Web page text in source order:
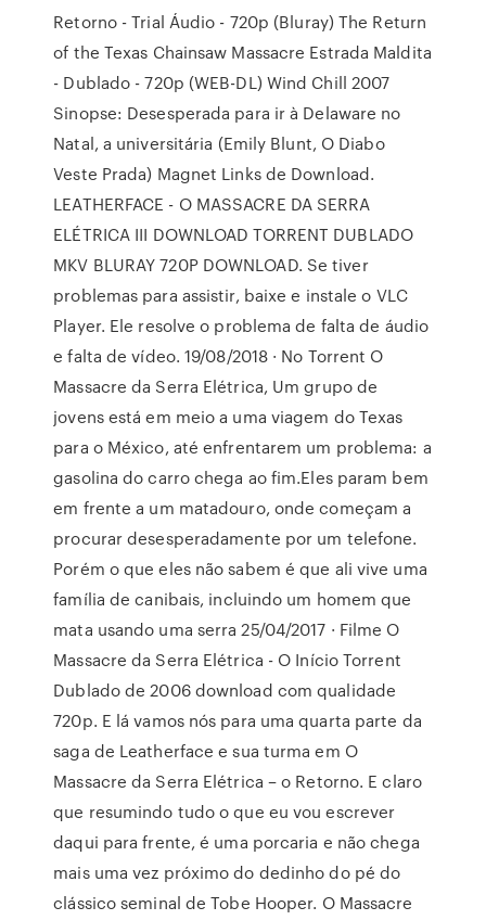
Retorno - Trial Áudio - 720p (Bluray) The Return
of the Texas Chainsaw Massacre Estrada Maldita
- Dublado - 720p (WEB-DL) Wind Chill 2007
Sinopse: Desesperada para ir à Delaware no
Natal, a universitária (Emily Blunt, O Diabo
Veste Prada) Magnet Links de Download.
LEATHERFACE - O MASSACRE DA SERRA
ELÉTRICA III DOWNLOAD TORRENT DUBLADO
MKV BLURAY 720P DOWNLOAD. Se tiver
problemas para assistir, baixe e instale o VLC
Player. Ele resolve o problema de falta de áudio
e falta de vídeo. 19/08/2018 · No Torrent O
Massacre da Serra Elétrica, Um grupo de
jovens está em meio a uma viagem do Texas
para o México, até enfrentarem um problema: a
gasolina do carro chega ao fim.Eles param bem
em frente a um matadouro, onde começam a
procurar desesperadamente por um telefone.
Porém o que eles não sabem é que ali vive uma
família de canibais, incluindo um homem que
mata usando uma serra 25/04/2017 · Filme O
Massacre da Serra Elétrica - O Início Torrent
Dublado de 2006 download com qualidade
720p. E lá vamos nós para uma quarta parte da
saga de Leatherface e sua turma em O
Massacre da Serra Elétrica – o Retorno. E claro
que resumindo tudo o que eu vou escrever
daqui para frente, é uma porcaria e não chega
mais uma vez próximo do dedinho do pé do
clássico seminal de Tobe Hooper. O Massacre